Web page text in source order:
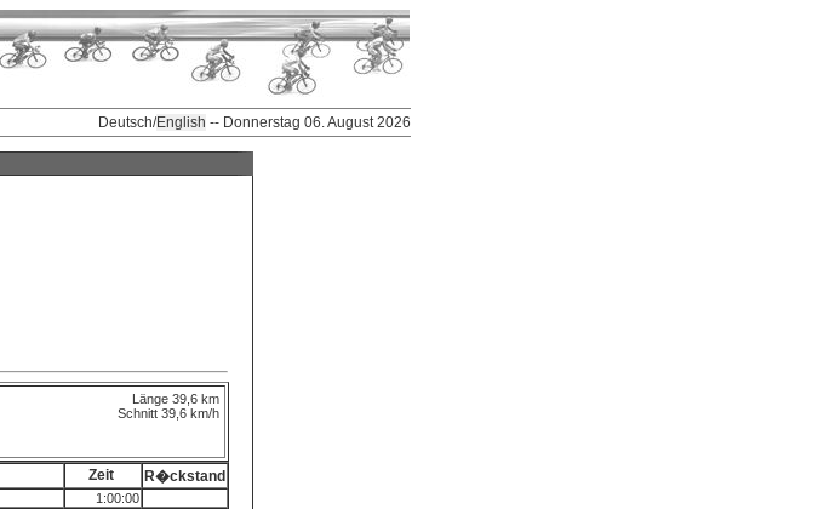
Deutsch/English -- Donnerstag 06. August 2026
Länge 39,6 km
Schnitt 39,6 km/h
Zeit R�ckstand
1:00:00